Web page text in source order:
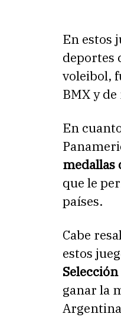
En estos
deportes
voleibol,
BMX y
En
medallas
que le
países.
Cabe
estos
ganar la